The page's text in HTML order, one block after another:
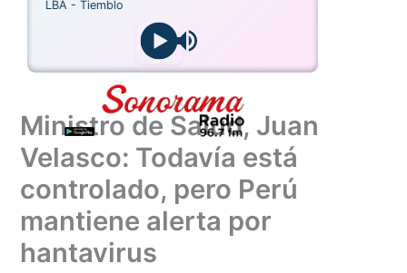
- Tiemblo
Ministro de Salud, Juan
Velasco: Todavía está
controlado, pero Perú
mantiene alerta por
hantavirus